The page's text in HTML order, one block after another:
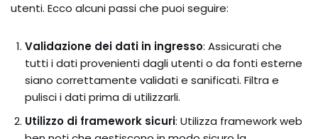
utenti. Ecco alcuni passi che puoi seguire:
Validazione dei dati in ingresso: Assicurati che
tutti i dati provenienti dagli utenti o da fonti esterne
siano correttamente validati e sanificati. Filtra e
pulisci i dati prima di utilizzarli.
Utilizzo di framework sicuri: Utilizza framework web